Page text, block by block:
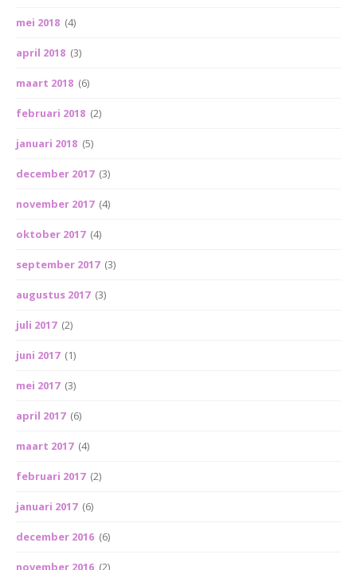
mei 2018 (4)
april 2018 (3)
maart 2018 (6)
februari 2018 (2)
januari 2018 (5)
december 2017 (3)
november 2017 (4)
oktober 2017 (4)
september 2017 (3)
augustus 2017 (3)
juli 2017 (2)
juni 2017 (1)
mei 2017 (3)
april 2017 (6)
maart 2017 (4)
februari 2017 (2)
januari 2017 (6)
december 2016 (6)
november 2016 (2)